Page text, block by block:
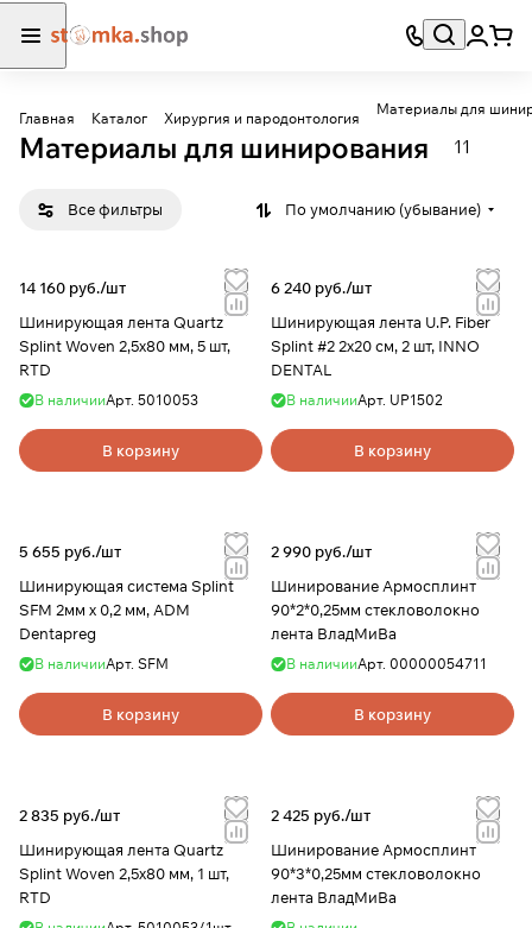
Главная Каталог Хирургия и пародонтология
Материалы для
Материалы для шинирования 11
Все фильтры По умолчанию (убывание)
14 160 руб./шт
Шинирующая лента Quartz
Splint Woven 2,5х80 мм, 5 шт,
RTD
В наличииАрт. 5010053
В корзину
6 240 руб./шт
Шинирующая лента U.P. Fiber
Splint #2 2х20 см, 2 шт, INNO
DENTAL
В наличииАрт. UP1502
В корзину
5 655 руб./шт
Шинирующая система Splint
SFM 2мм х 0,2 мм, ADM
Dentapreg
В наличииАрт. SFM
В корзину
2 990 руб./шт
Шинирование Армосплинт
90*2*0,25мм стекловолокно
лента ВладМиВа
В наличииАрт. 00000054711
В корзину
2 835 руб./шт
Шинирующая лента Quartz
Splint Woven 2,5х80 мм, 1 шт,
RTD
2 425 руб./шт
Шинирование Армосплинт
90*3*0,25мм стекловолокно
лента ВладМиВа